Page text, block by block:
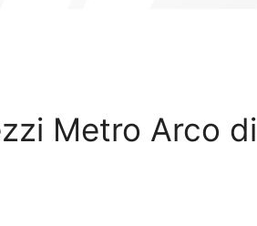
Metro Arco di